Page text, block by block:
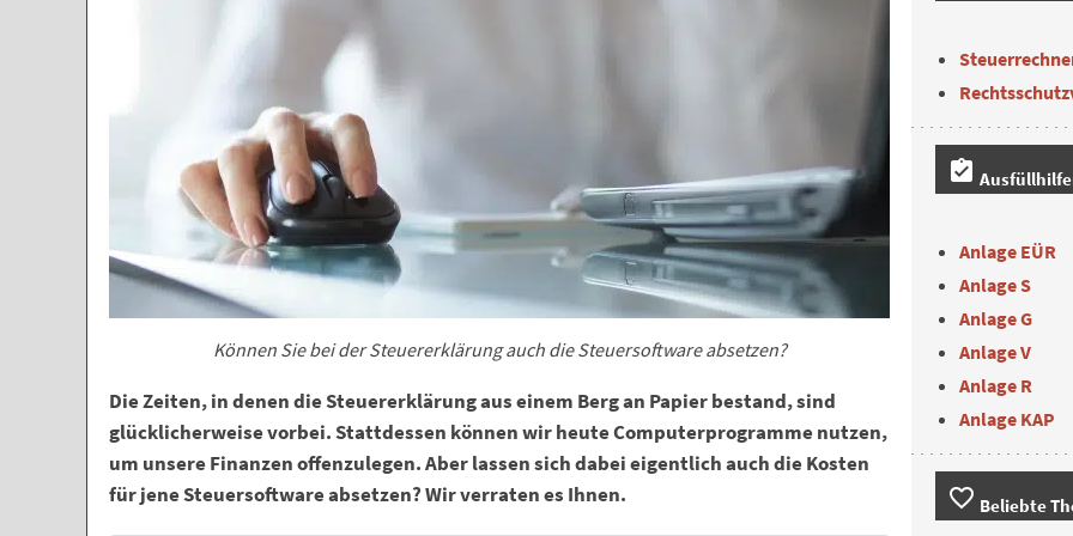
Können Sie bei der Steuererklärung auch die Steuersoftware absetzen?
Die Zeiten, in denen die Steuererklärung aus einem Berg an Papier bestand, sind
glücklicherweise vorbei. Stattdessen können wir heute Computerprogramme nutzen,
um unsere Finanzen offenzulegen. Aber lassen sich dabei eigentlich auch die Kosten
für jene Steuersoftware absetzen? Wir verraten es Ihnen.
assignment_turned_in
Anlage EÜR
Anlage S
Anlage G
Anlage V
Anlage R
Anlage KAP
favorite_border Beliebte